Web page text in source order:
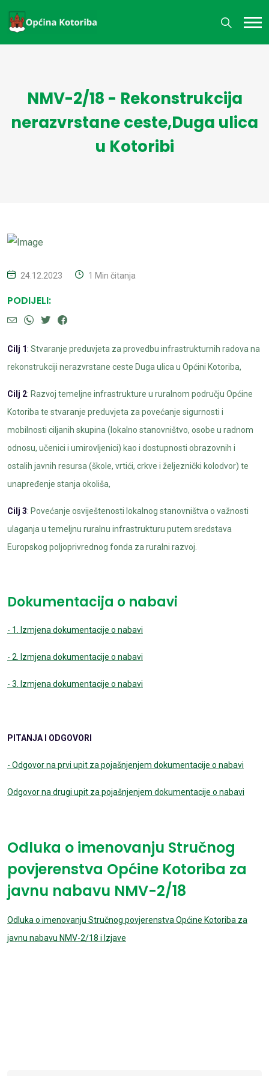
NMV-2/18 - Rekonstrukcija
nerazvrstane ceste,Duga ulica
u Kotoribi
24.12.2023 1 Min čitanja
PODIJELI:
Cilj 1: Stvaranje preduvjeta za provedbu infrastrukturnih radova na
rekonstrukciji nerazvrstane ceste Duga ulica u Općini Kotoriba,
Cilj 2: Razvoj temeljne infrastrukture u ruralnom području Općine
Kotoriba te stvaranje preduvjeta za povećanje sigurnosti i
mobilnosti ciljanih skupina (lokalno stanovništvo, osobe u radnom
odnosu, učenici i umirovljenici) kao i dostupnosti obrazovnih i
ostalih javnih resursa (škole, vrtići, crkve i željeznički kolodvor) te
unapređenje stanja okoliša,
Cilj 3: Povećanje osviještenosti lokalnog stanovništva o važnosti
ulaganja u temeljnu ruralnu infrastrukturu putem sredstava
Europskog poljoprivrednog fonda za ruralni razvoj.
Dokumentacija o nabavi
- 1. Izmjena dokumentacije o nabavi
- 2. Izmjena dokumentacije o nabavi
- 3. Izmjena dokumentacije o nabavi
PITANJA I ODGOVORI
- Odgovor na prvi upit za pojašnjenjem dokumentacije o nabavi
Odgovor na drugi upit za pojašnjenjem dokumentacije o nabavi
Odluka o imenovanju Stručnog
povjerenstva Općine Kotoriba za
javnu nabavu NMV-2/18
Odluka o imenovanju Stručnog povjerenstva Općine Kotoriba za
javnu nabavu NMV-2/18 i Izjave